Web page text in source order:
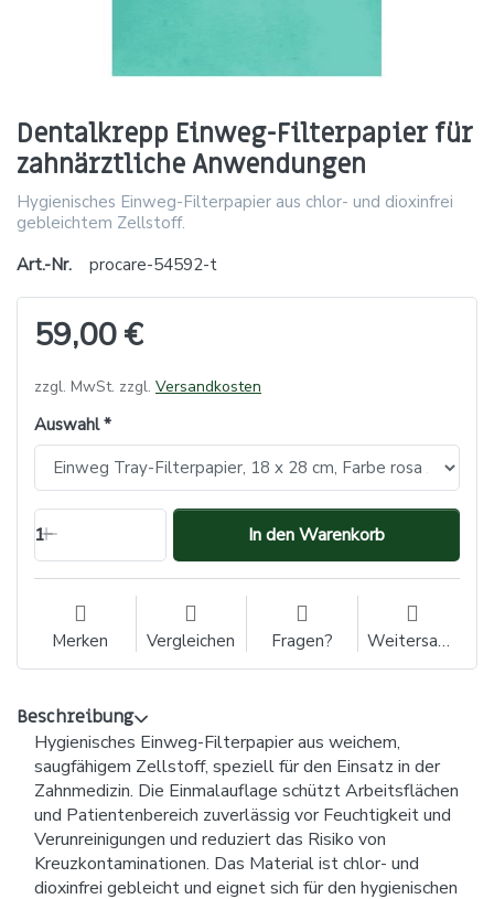
Dentalkrepp Einweg-Filterpapier für
zahnärztliche Anwendungen
Hygienisches Einweg-Filterpapier aus chlor- und dioxinfrei
gebleichtem Zellstoff.
Art.-Nr.
procare-54592-t
59,00 €
zzgl. MwSt. zzgl. Versandkosten
Auswahl
1 In den Warenkorb
Merken Vergleichen Fragen? Weitersagen
Beschreibung
Hygienisches Einweg-Filterpapier aus weichem,
saugfähigem Zellstoff, speziell für den Einsatz in der
Zahnmedizin. Die Einmalauflage schützt Arbeitsflächen
und Patientenbereich zuverlässig vor Feuchtigkeit und
Verunreinigungen und reduziert das Risiko von
Kreuzkontaminationen. Das Material ist chlor- und
dioxinfrei gebleicht und eignet sich für den hygienischen